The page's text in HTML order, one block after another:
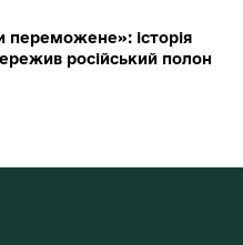
переможене»: історія
російський полон